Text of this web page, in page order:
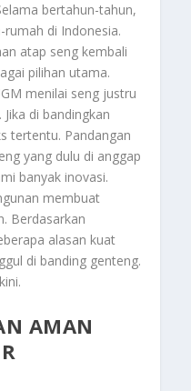
bertahun-tahun,
di Indonesia.
atap seng kembali
pilihan utama.
menilai seng justru
di bandingkan
tertentu. Pandangan
yang dulu di anggap
banyak inovasi.
membuat
Berdasarkan
alasan kuat
di banding genteng.
AMAN